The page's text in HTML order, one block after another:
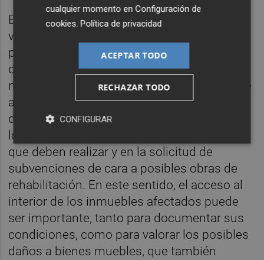
Esta actuación inicial permitirá obtener una
visión general de la situación y establecer
prioridades en las inspecciones periciales y
de ejecución de medidas precautorias, si es
necesario, según el alcance de los daños. Se
actuará, tanto en la intervención en edificios
de propiedad municipal, como para asistir a
los propietarios privados en las actuaciones
que deben realizar y en la solicitud de
subvenciones de cara a posibles obras de
rehabilitación. En este sentido, el acceso al
interior de los inmuebles afectados puede
ser importante, tanto para documentar sus
condiciones, como para valorar los posibles
daños a bienes muebles, que también
cualquier momento enConfiguración de
cookies.Política de privacidad
ACEPTAR TODO
RECHAZAR TODO
CONFIGURAR